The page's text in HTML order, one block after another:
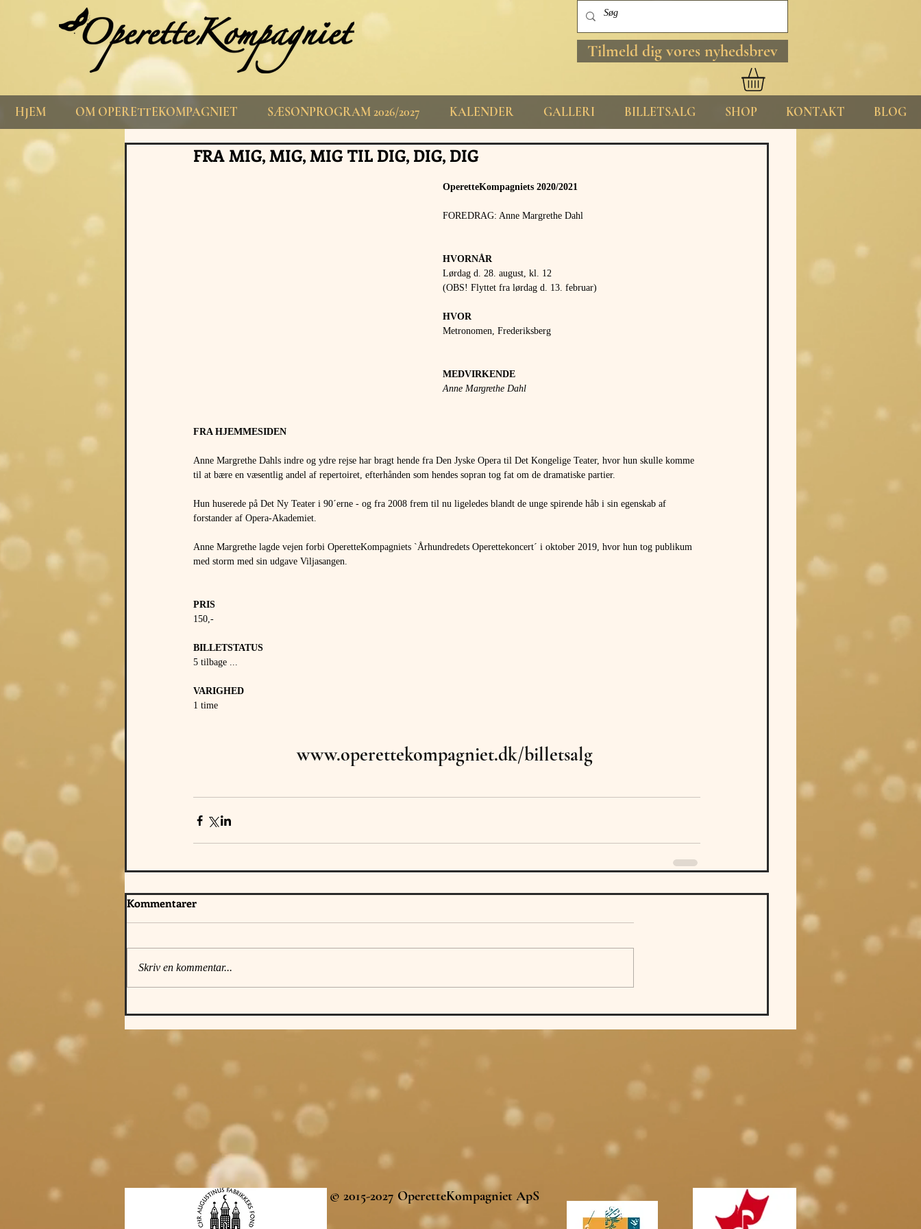
Tilmeld dig vores nyhedsbrev
HJEM OM OPERETTEKOMPAGNIET SÆSONPROGRAM 2026/2027 KALENDER GALLERI BILLETSALG SHOP KONTAKT BLOG
FRA MIG, MIG, MIG TIL DIG, DIG, DIG
OperetteKompagniets 2020/2021
FOREDRAG: Anne Margrethe Dahl
HVORNÅR
Lørdag d. 28. august, kl. 12
(OBS! Flyttet fra lørdag d. 13. februar)
HVOR
Metronomen, Frederiksberg
MEDVIRKENDE
Anne Margrethe Dahl
FRA HJEMMESIDEN
Anne Margrethe Dahls indre og ydre rejse har bragt hende fra Den Jyske Opera til Det Kongelige Teater, hvor hun skulle komme
til at bære en væsentlig andel af repertoiret, efterhånden som hendes sopran tog fat om de dramatiske partier.
Hun huserede på Det Ny Teater i 90´erne - og fra 2008 frem til nu ligeledes blandt de unge spirende håb i sin egenskab af
forstander af Opera-Akademiet.
Anne Margrethe lagde vejen forbi OperetteKompagniets `Århundredets Operettekoncert´ i oktober 2019, hvor hun tog publikum
med storm med sin udgave Viljasangen.
PRIS
150,-
BILLETSTATUS
5 tilbage ...
VARIGHED
1 time
www.operettekompagniet.dk/billetsalg
Kommentarer
Skriv en kommentar...
© 2015-2027 OperetteKompagniet ApS